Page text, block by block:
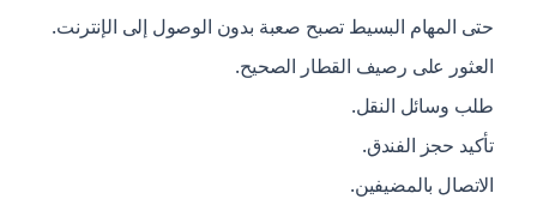
حتى المهام البسيط تصبح صعبة بدون الوصول إلى الإنترنت.
العثور على رصيف القطار الصحيح.
طلب وسائل النقل.
تأكيد حجز الفندق.
الاتصال بالمضيفين.